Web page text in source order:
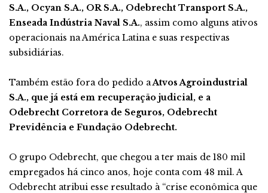
S.A., Ocyan S.A., OR S.A., Odebrecht Transport S.A.,
Enseada Indústria Naval S.A., assim como alguns ativos
operacionais na América Latina e suas respectivas
subsidiárias.
Também estão fora do pedido aAtvos Agroindustrial
S.A., que já está em recuperação judicial, e a
Odebrecht Corretora de Seguros, Odebrecht
Previdência e Fundação Odebrecht.
O grupo Odebrecht, que chegou a ter mais de 180 mil
empregados há cinco anos, hoje conta com 48 mil. A
Odebrecht atribui esse resultado à “crise econômica que